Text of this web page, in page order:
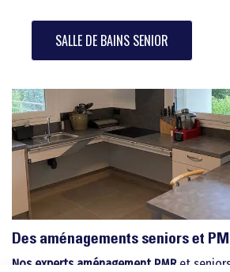
SALLE DE BAINS SENIOR
Des aménagements seniors et
Nos experts aménagement PMRet
Pour